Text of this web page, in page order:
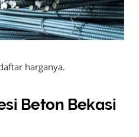
harganya.
Beton Bekasi